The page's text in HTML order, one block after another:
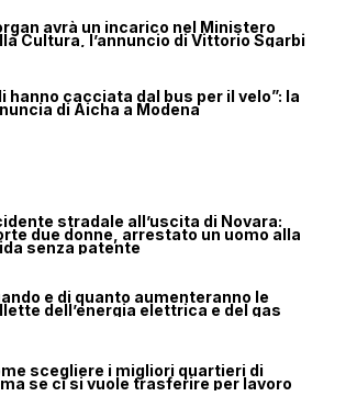
avrà un incarico nel Ministero
Cultura, l’annuncio di Vittorio Sgarbi
hanno cacciata dal bus per il velo”: la
di Aicha a Modena
stradale all’uscita di Novara:
due donne, arrestato un uomo alla
senza patente
e di quanto aumenteranno le
dell’energia elettrica e del gas
scegliere i migliori quartieri di
se ci si vuole trasferire per lavoro